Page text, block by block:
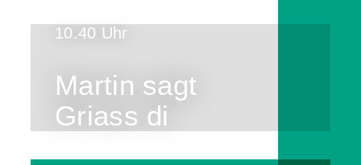
10.40 Uhr
Martin sagt
Griass di